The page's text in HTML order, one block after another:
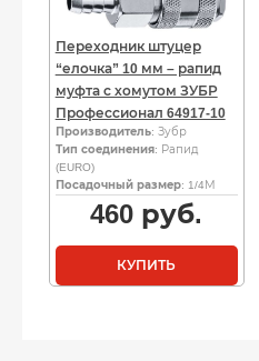
Переходник штуцер
“елочка” 10 мм – рапид
муфта с хомутом ЗУБР
Профессионал 64917-10
Производитель: Зубр
Тип соединения: Рапид
(EURO)
Посадочный размер: 1/4М
460 руб.
КУПИТЬ